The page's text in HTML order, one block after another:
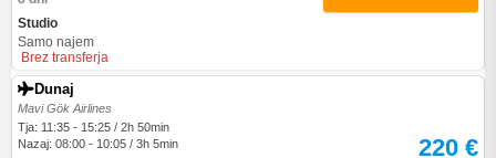
Studio
Samo najem
Brez transferja
Dunaj
Mavi Gök Airlines
Tja: 11:35 - 15:25 / 2h 50min
Nazaj: 08:00 - 10:05 / 3h 5min
220 €